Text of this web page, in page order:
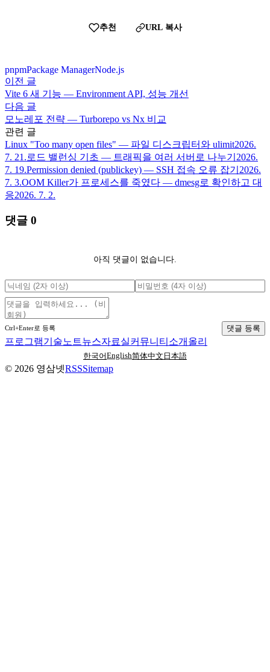
추천 URL 복사
pnpmPackage ManagerNode.js
이전 글
Vite 6 새 기능 — Environment API, 성능 개선
다음 글
모노레포 전략 — Turborepo vs Nx 비교
관련 글
Linux "Too many open files" — 파일 디스크립터와 ulimit2026.
7. 21.로드 밸런싱 기초 — 트래픽을 여러 서버로 나누기 2026.
7. 19.Permission denied (publickey) — SSH 접속 오류 잡기 2026.
7. 3.OOM Killer가 프로세스를 죽였다 — dmesg로 확인하고 대
응2026. 7. 2.
댓글 0
아직 댓글이 없습니다.
Ctrl+Enter로 등록 댓글 등록
프로그램기술노트뉴스자료실커뮤니티 소개 올리
한국어English简体中文 日本語
© 2026 영삼넷RSSSitemap